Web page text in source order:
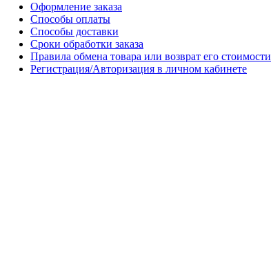
Оформление заказа
Способы оплаты
Способы доставки
Сроки обработки заказа
Правила обмена товара или возврат его стоимости
Регистрация/Авторизация в личном кабинете